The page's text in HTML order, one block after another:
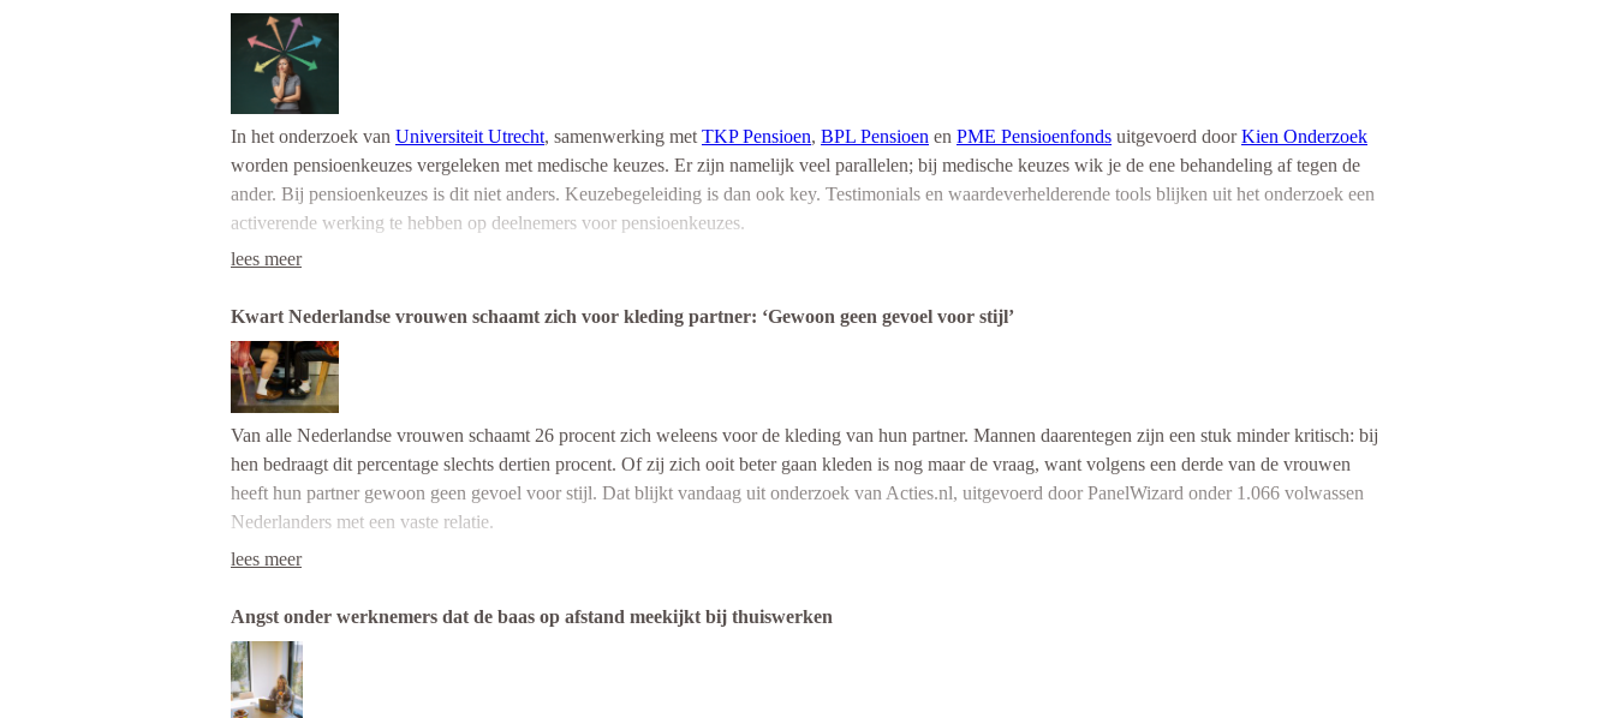
In het onderzoek van Universiteit Utrecht, samenwerking met TKP Pensioen, BPL Pensioen en PME Pensioenfonds uitgevoerd doorKien Onderzoek
worden pensioenkeuzes vergeleken met medische keuzes. Er zijn namelijk veel parallelen; bij medische keuzes wik je de ene behandeling af tegen de
ander. Bij pensioenkeuzes is dit niet anders. Keuzebegeleiding is dan ook key. Testimonials en waardeverhelderende tools blijken uit het onderzoek een
activerende werking te hebben op deelnemers voor pensioenkeuzes.
Bent u ook geïnteresseerd in onderzoek via Kien Onderzoek?
Meer informatie Offerte aanvragen
lees meer
Kwart Nederlandse vrouwen schaamt zich voor kleding partner: ‘Gewoon geen gevoel voor stijl’
Van alle Nederlandse vrouwen schaamt 26 procent zich weleens voor de kleding van hun partner. Mannen daarentegen zijn een stuk minder kritisch: bij
hen bedraagt dit percentage slechts dertien procent. Of zij zich ooit beter gaan kleden is nog maar de vraag, want volgens een derde van de vrouwen
heeft hun partner gewoon geen gevoel voor stijl. Dat blijkt vandaag uit onderzoek van Acties.nl, uitgevoerd door PanelWizard onder 1.066 volwassen
Nederlanders met een vaste relatie.
Met 12 procent ligt het percentage mannen dat zich kritisch uitlaat over de
kledingkeuze en -stijl lijkt er voor een groot gedeelte van de Nederlandse mannen nog een wereld te winnen", vertelt Vince Franke van Acties.nl. Door
lees meer
Angst onder werknemers dat de baas op afstand meekijkt bij thuiswerken